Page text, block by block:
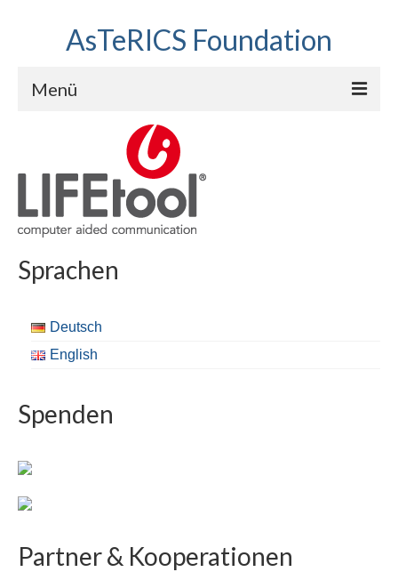
AsTeRICS Foundation
Menü
Workshops
Über uns
Sprachen
Deutsch
English
Spenden
Partner & Kooperationen